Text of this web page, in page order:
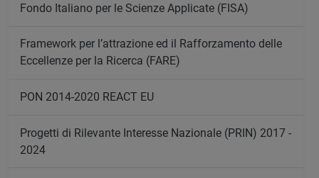
Fondo Italiano per le Scienze Applicate (FISA)
Framework per l’attrazione ed il Rafforzamento delle
Eccellenze per la Ricerca (FARE)
PON 2014-2020 REACT EU
Progetti di Rilevante Interesse Nazionale (PRIN) 2017 -
2024